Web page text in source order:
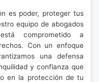
es poder, proteger tus
equipo de abogados
comprometido a
Con un enfoque
una defensa
y confianza que
en la protección de tu